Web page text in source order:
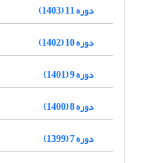
دوره 11 (1403)
دوره 10 (1402)
دوره 9 (1401)
دوره 8 (1400)
دوره 7 (1399)